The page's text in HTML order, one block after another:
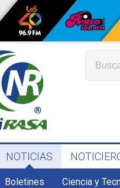
NOTICIAS
Boletines Ciencia y